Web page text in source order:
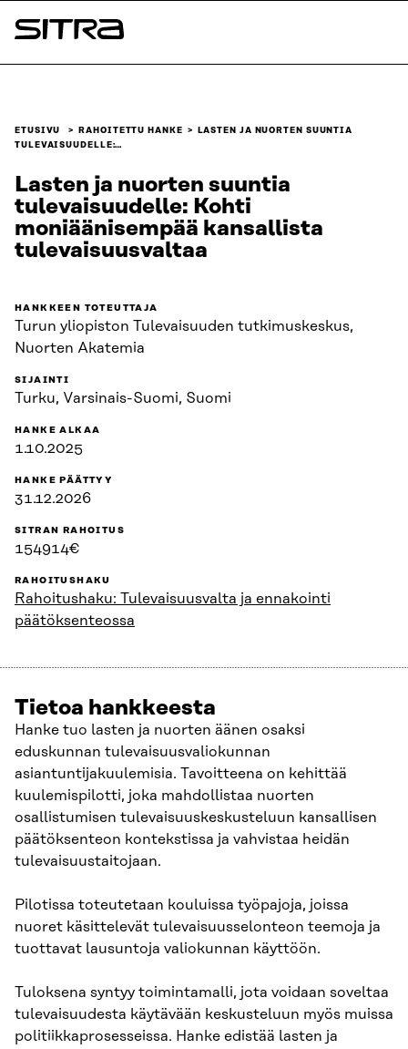
Siirry
suoraan
Sitra
ETUSIVU RAHOITETTU HANKE
LASTEN JA NUORTEN SUUNTIA
TULEVAISUUDELLE:…
Lasten ja nuorten suuntia
tulevaisuudelle: Kohti
moniäänisempää kansallista
tulevaisuusvaltaa
HANKKEEN TOTEUTTAJA
Turun yliopiston Tulevaisuuden tutkimuskeskus,
Nuorten Akatemia
SIJAINTI
Turku, Varsinais-Suomi, Suomi
HANKE ALKAA
1.10.2025
HANKE PÄÄTTYY
31.12.2026
SITRAN RAHOITUS
154914€
RAHOITUSHAKU
Rahoitushaku: Tulevaisuusvalta ja ennakointi
päätöksenteossa
Tietoa hankkeesta
Hanke tuo lasten ja nuorten äänen osaksi
eduskunnan tulevaisuusvaliokunnan
asiantuntijakuulemisia. Tavoitteena on kehittää
kuulemispilotti, joka mahdollistaa nuorten
osallistumisen tulevaisuuskeskusteluun kansallisen
päätöksenteon kontekstissa ja vahvistaa heidän
tulevaisuustaitojaan.
Pilotissa toteutetaan kouluissa työpajoja, joissa
nuoret käsittelevät tulevaisuusselonteon teemoja ja
tuottavat lausuntoja valiokunnan käyttöön.
Tuloksena syntyy toimintamalli, jota voidaan soveltaa
tulevaisuudesta käytävään keskusteluun myös muissa
politiikkaprosesseissa. Hanke edistää lasten ja